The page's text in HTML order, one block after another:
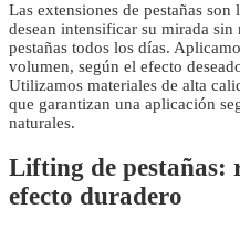
Las extensiones de pestañas
desean intensificar su mirada sin
pestañas todos los días.
volumen, según el efecto
Utilizamos materiales de alta
que garantizan una aplicación
naturales.
Lifting de pestañas:
efecto duradero